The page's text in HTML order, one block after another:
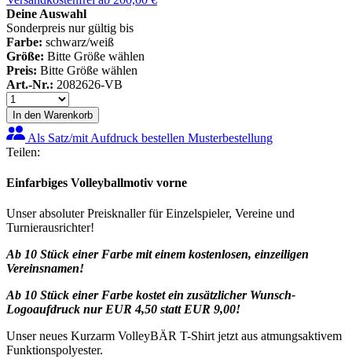
Deine Auswahl
Sonderpreis nur gültig bis
Farbe: schwarz/weiß
Größe: Bitte Größe wählen
Preis: Bitte Größe wählen
Art.-Nr.: 2082626-VB
In den Warenkorb
Als Satz/mit Aufdruck bestellen Musterbestellung
Teilen:
Einfarbiges Volleyballmotiv vorne
Unser absoluter Preisknaller für Einzelspieler, Vereine und
Turnierausrichter!
Ab 10 Stück einer Farbe mit einem kostenlosen, einzeiligen
Vereinsnamen!
Ab 10 Stück einer Farbe kostet ein zusätzlicher Wunsch-
Logoaufdruck nur EUR 4,50 statt EUR 9,00!
Unser neues Kurzarm VolleyBÄR T-Shirt jetzt aus atmungsaktivem
Funktionspolyester.